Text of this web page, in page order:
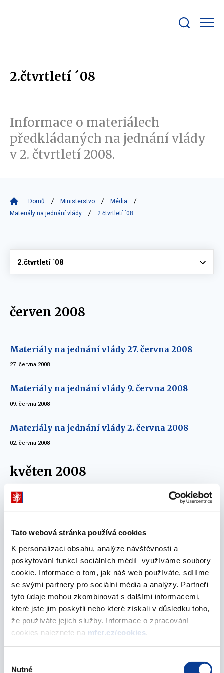
Tato webová stránka používá cookies
K personalizaci obsahu, analýze návštěvnosti a
poskytování funkcí sociálních médií využíváme soubory
cookie. Informace o tom, jak náš web používáte, sdílíme
se svými partnery pro sociální média a analýzy. Partneři
tyto údaje mohou zkombinovat s dalšími informacemi,
které jste jim poskytli nebo které získali v důsledku toho,
že používáte jejich služby. Informace o zpracování
cookies naleznete na mfcr.cz/cookies
Nutné
bar
2.čtvrtletí ´08
Informace o materiálech
předkládaných na jednání vlády
v 2. čtvrtletí 2008.
Domů Ministerstvo
Média
Materiály na jednání vlády
2.čtvrtletí ´08
Vyberte
2.čtvrtletí ´08
červen 2008
Materiály na jednání vlády 27. června 2008
27. června 2008
Materiály na jednání vlády 9. června 2008
09. června 2008
Materiály na jednání vlády 2. června 2008
02. června 2008
květen 2008
Materiály na jednání vlády 21. května 2008
21. května 2008
Materiály na jednání vlády 14. května 2008
14. května 2008
duben 2008
Materiály na jednání vlády 28. dubna 2008